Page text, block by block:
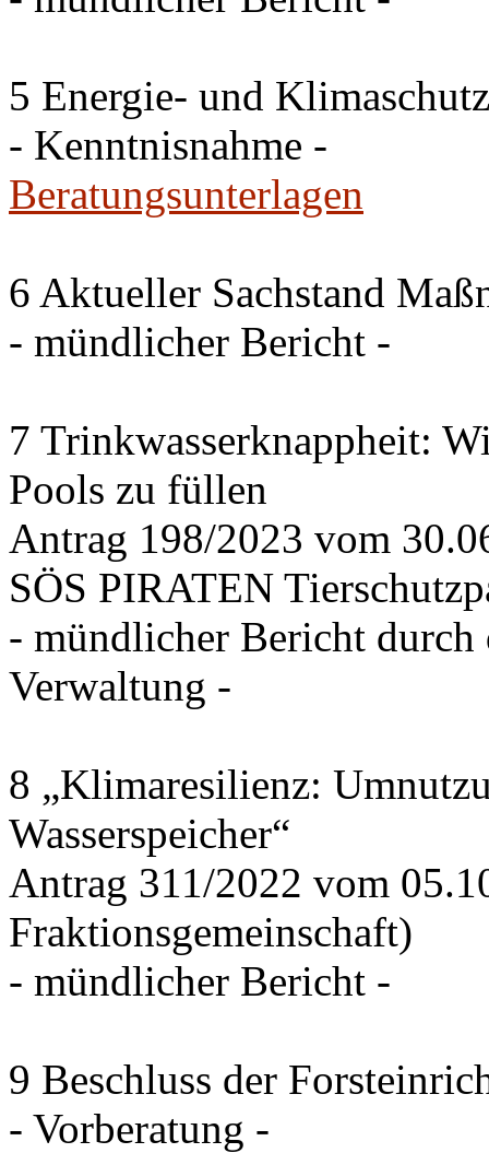
5 Energie- und
- Kenntnisnahme -
Beratungsunterlagen
6 Aktueller Sachstand
- mündlicher Bericht -
7 Trinkwasserknappheit:
Pools zu füllen
Antrag 198/2023 vom
SÖS PIRATEN
- mündlicher Bericht
Verwaltung -
8 „Klimaresilienz:
Wasserspeicher“
Antrag 311/2022 vom
Fraktionsgemeinschaft)
- mündlicher Bericht -
9 Beschluss der
- Vorberatung -